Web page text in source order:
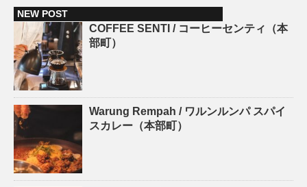
NEW POST
COFFEE SENTI / コーヒーセンティ（本
部町）
Warung Rempah / ワルンルンパ スパイ
スカレー（本部町）